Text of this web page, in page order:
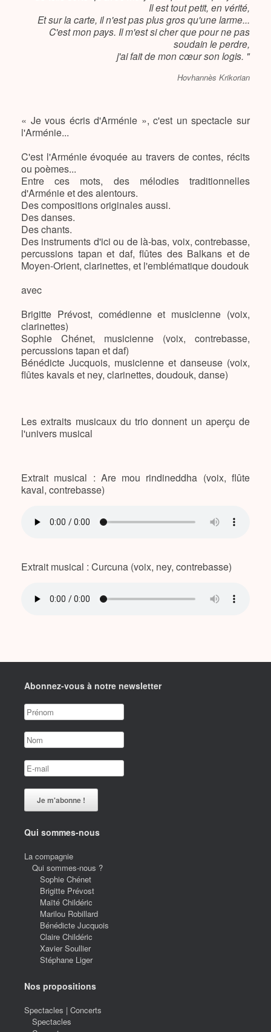
Il est tout petit, en vérité,
Et sur la carte, il n'est pas plus gros qu'une larme...
C'est mon pays. Il m'est si cher que pour ne pas
soudain le perdre,
j'ai fait de mon cœur son logis. "
Hovhannès Krikorian
« Je vous écris d'Arménie », c'est un spectacle sur
l'Arménie...
C'est l'Arménie évoquée au travers de contes, récits
ou poèmes...
Entre ces mots, des mélodies traditionnelles
d'Arménie et des alentours.
Des compositions originales aussi.
Des danses.
Des chants.
Des instruments d'ici ou de là-bas, voix, contrebasse,
percussions tapan et daf, flûtes des Balkans et de
Moyen-Orient, clarinettes, et l'emblématique doudouk
avec
Brigitte Prévost, comédienne et musicienne (voix,
clarinettes)
Sophie Chénet, musicienne (voix, contrebasse,
percussions tapan et daf)
Bénédicte Jucquois, musicienne et danseuse (voix,
flûtes kavals et ney, clarinettes, doudouk, danse)
Les extraits musicaux du trio donnent un aperçu de
l'univers musical
Extrait musical : Are mou rindineddha (voix, flûte
kaval, contrebasse)
Extrait musical : Curcuna (voix, ney, contrebasse)
Abonnez-vous à notre newsletter
Qui sommes-nous
La compagnie
Qui sommes-nous ?
Sophie Chénet
Brigitte Prévost
Maïté Childéric
Marilou Robillard
Bénédicte Jucquois
Claire Childéric
Xavier Soullier
Stéphane Liger
Nos propositions
Spectacles | Concerts
Spectacles